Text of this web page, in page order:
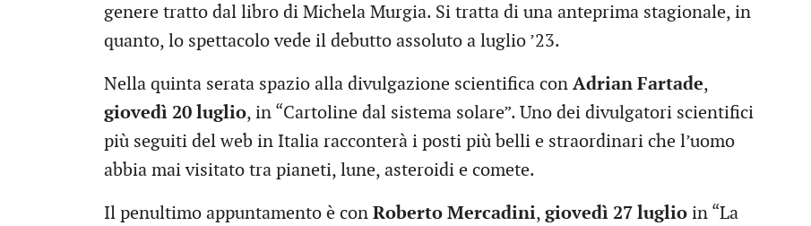
genere tratto dal libro di Michela Murgia. Si tratta di una anteprima stagionale, in
quanto, lo spettacolo vede il debutto assoluto a luglio ’23.
Nella quinta serata spazio alla divulgazione scientifica con Adrian Fartade,
giovedì 20 luglio, in “Cartoline dal sistema solare”. Uno dei divulgatori scientifici
più seguiti del web in Italia racconterà i posti più belli e straordinari che l’uomo
abbia mai visitato tra pianeti, lune, asteroidi e comete.
Il penultimo appuntamento è con Roberto Mercadini, giovedì 27 luglio in “La